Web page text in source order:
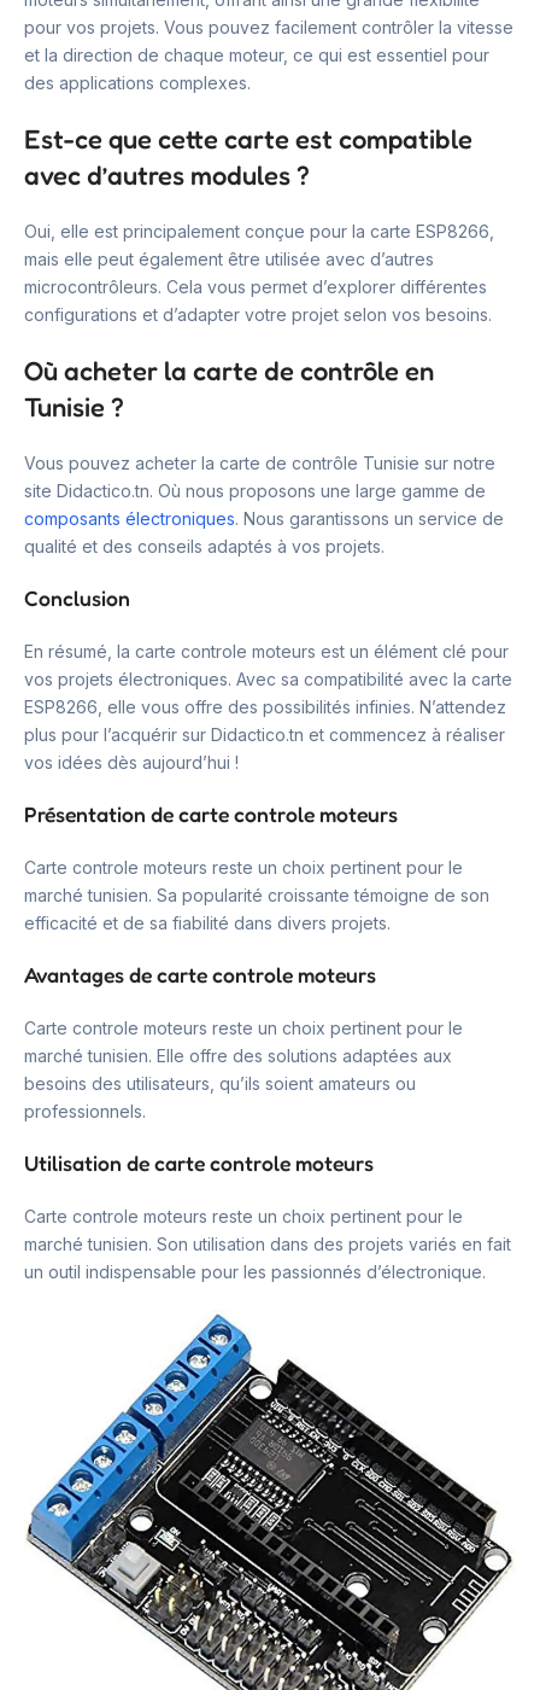
pour vos projets. Vous pouvez facilement contrôler la vitesse
et la direction de chaque moteur, ce qui est essentiel pour
des applications complexes.
Est-ce que cette carte est compatible
avec d’autres modules ?
Oui, elle est principalement conçue pour la carte ESP8266,
mais elle peut également être utilisée avec d’autres
microcontrôleurs. Cela vous permet d’explorer différentes
configurations et d’adapter votre projet selon vos besoins.
Où acheter la carte de contrôle en
Tunisie ?
Vous pouvez acheter la carte de contrôle Tunisie sur notre
site Didactico.tn. Où nous proposons une large gamme de
composants électroniques. Nous garantissons un service de
qualité et des conseils adaptés à vos projets.
Conclusion
En résumé, la carte controle moteurs est un élément clé pour
vos projets électroniques. Avec sa compatibilité avec la carte
ESP8266, elle vous offre des possibilités infinies. N’attendez
plus pour l’acquérir sur Didactico.tn et commencez à réaliser
vos idées dès aujourd’hui !
Présentation de carte controle moteurs
Carte controle moteurs reste un choix pertinent pour le
marché tunisien. Sa popularité croissante témoigne de son
efficacité et de sa fiabilité dans divers projets.
Avantages de carte controle moteurs
Carte controle moteurs reste un choix pertinent pour le
marché tunisien. Elle offre des solutions adaptées aux
besoins des utilisateurs, qu’ils soient amateurs ou
professionnels.
Utilisation de carte controle moteurs
Carte controle moteurs reste un choix pertinent pour le
marché tunisien. Son utilisation dans des projets variés en fait
un outil indispensable pour les passionnés d’électronique.